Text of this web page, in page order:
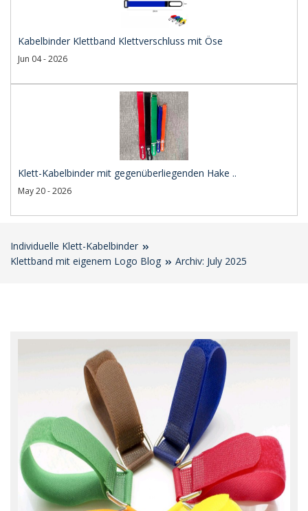
Kabelbinder Klettband Klettverschluss mit Öse
Jun 04 - 2026
Klett-Kabelbinder mit gegenüberliegenden Hake ..
May 20 - 2026
Individuelle Klett-Kabelbinder
Klettband mit eigenem Logo Blog
Archiv: July 2025